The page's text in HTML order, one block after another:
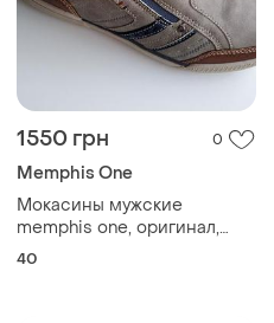
1550 грн 0
Memphis One
Мокасины мужские
memphis one, оригинал,
нитевичка.
40